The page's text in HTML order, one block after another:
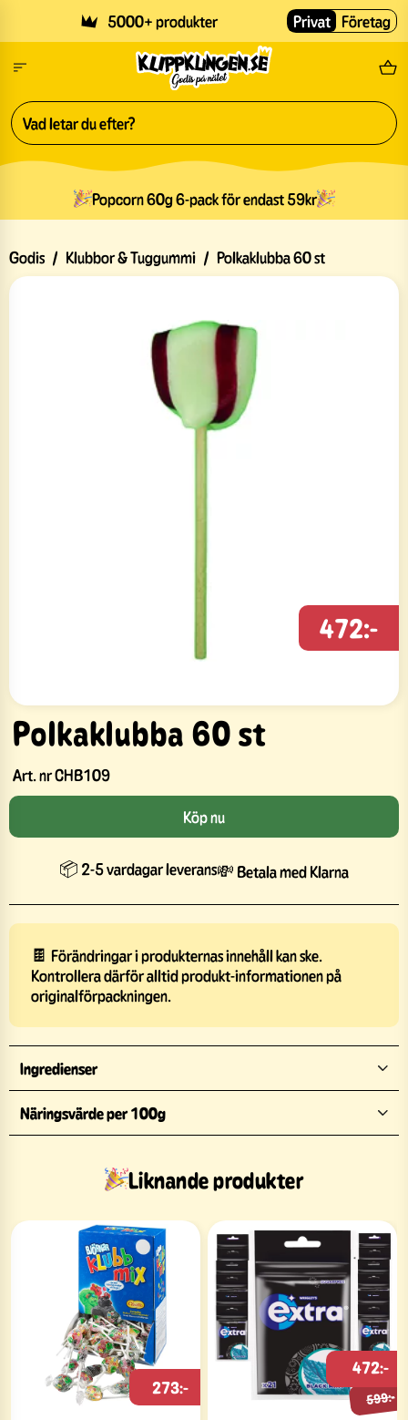
5000+ produkter Fri
Privat Företag
Popcorn 60g 6-pack för endast 59kr
Godis / Klubbor & Tuggummi / Polkaklubba 60 st
Polkaklubba 60 st
Art. nrCHB109
472:-
Köp nu
📦 2-5 vardagar leverans💸 Betala med Klarna
🍫 Förändringar i produkternas innehåll kan ske.
Kontrollera därför alltid produkt-informationen på
originalförpackningen.
Ingredienser
Näringsvärde per 100g
Liknande produkter
273:-
599:-
472:-